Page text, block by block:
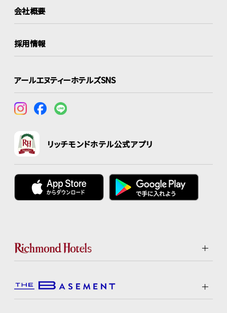
会社概要
採用情報
アールエヌティーホテルズSNS
リッチモンドホテル公式アプリ